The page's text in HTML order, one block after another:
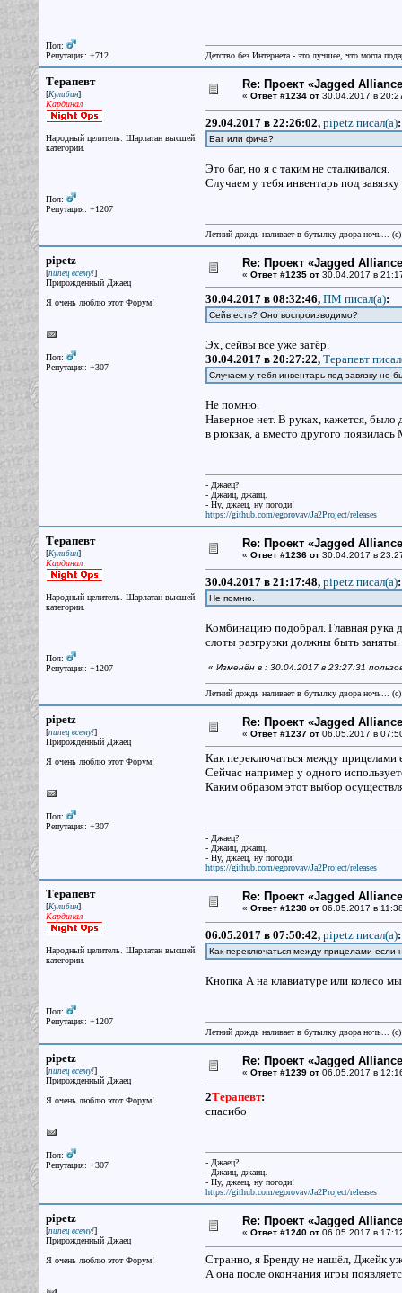
Пол:
Репутация: +712
Детство без Интернета - это лучшее, что могла
Терапевт
[Кулибин]
Кардинал
Народный целитель. Шарлатан высшей
категории.
Пол:
Репутация: +1207
Re: Проект «Jagged
« Ответ #1234 от30.04.2017 в
29.04.2017 в 22:26:02, pipetz писал(a):
Баг или фича?
Это баг, но я с таким не сталкивался.
Случаем у тебя инвентарь под
Летний дождь наливает в бутылку двора ночь...
pipetz
[пипец всему!]
Прирожденный Джаец
Я очень люблю этот Форум!
Пол:
Репутация: +307
Re: Проект «Jagged
« Ответ #1235 от30.04.2017 в
30.04.2017 в 08:32:46, ПМ писал(a):
Сейв есть? Оно воспроизводимо?
Эх, сейвы все уже затёр.
30.04.2017 в 20:27:22, Терапевт
Случаем у тебя инвентарь под завязку не
Не помню.
Наверное нет. В руках, кажется, было
в рюкзак, а вместо другого появилась
- Джаец?
- Джаиц, джаиц.
- Ну, джаец, ну погоди!
https://github.com/egorovav/Ja2Project/releases
Терапевт
[Кулибин]
Кардинал
Народный целитель. Шарлатан высшей
категории.
Пол:
Репутация: +1207
Re: Проект «Jagged
« Ответ #1236 от30.04.2017 в
30.04.2017 в 21:17:48, pipetz писал(a):
Не помню.
Комбинацию подобрал. Главная рука
слоты разгрузки должны быть заняты.
« Изменён в : 30.04.2017 в 23:27:31
Летний дождь наливает в бутылку двора ночь...
pipetz
[пипец всему!]
Прирожденный Джаец
Я очень люблю этот Форум!
Пол:
Репутация: +307
Re: Проект «Jagged
« Ответ #1237 от06.05.2017 в
Как переключаться между прицелами
Сейчас например у одного
Каким образом этот выбор
- Джаец?
- Джаиц, джаиц.
- Ну, джаец, ну погоди!
https://github.com/egorovav/Ja2Project/releases
Терапевт
[Кулибин]
Кардинал
Народный целитель. Шарлатан высшей
категории.
Пол:
Репутация: +1207
Re: Проект «Jagged
« Ответ #1238 от06.05.2017 в
06.05.2017 в 07:50:42, pipetz писал(a):
Как переключаться между прицелами если
Кнопка А на клавиатуре или колесо
Летний дождь наливает в бутылку двора ночь...
pipetz
[пипец всему!]
Прирожденный Джаец
Я очень люблю этот Форум!
Пол:
Репутация: +307
Re: Проект «Jagged
« Ответ #1239 от06.05.2017 в
2Терапевт:
спасибо
- Джаец?
- Джаиц, джаиц.
- Ну, джаец, ну погоди!
https://github.com/egorovav/Ja2Project/releases
pipetz
[пипец всему!]
Прирожденный Джаец
Я очень люблю этот Форум!
Re: Проект «Jagged
« Ответ #1240 от06.05.2017 в
Странно, я Бренду не нашёл, Джейк
А она после окончания игры